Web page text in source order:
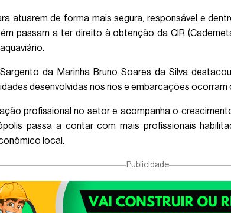
atuarem de forma mais segura, responsável e
passam a ter direito à obtenção da CIR
da Marinha Bruno Soares da Silva
desenvolvidas nos rios e embarcações ocorram
profissional no setor e acompanha o
passa a contar com mais profissionais
local.
Publicidade